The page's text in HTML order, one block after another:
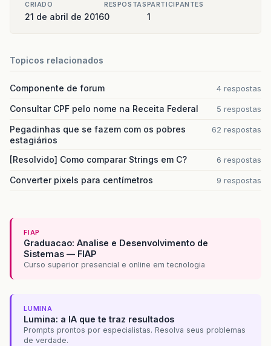
CRIADO
21 de abril de 2016
RESPOSTAS
0
PARTICIPANTES
1
Topicos relacionados
Componente de forum 4 respostas
Consultar CPF pelo nome na Receita Federal 5 respostas
Pegadinhas que se fazem com os pobres
estagiários
62 respostas
[Resolvido] Como comparar Strings em C? 6 respostas
Converter pixels para centímetros 9 respostas
FIAP
Graduacao: Analise e Desenvolvimento de
Sistemas — FIAP
Curso superior presencial e online em tecnologia
LUMINA
Lumina: a IA que te traz resultados
Prompts prontos por especialistas. Resolva seus problemas
de verdade.